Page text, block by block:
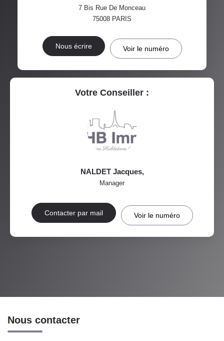
PART DES MÉNAGES SANS
VOITURE
DISTANCE DE L'AÉROPORT : SUPERFICIE :
RÉSULTATS DES LYCÉES
RESTAURANTS ET CAFÉS COMMERCES
7 Bis Rue De Monceau
75008 PARIS
Nous écrire Voir le numéro
Votre Conseiller :
NALDET Jacques,
Manager
Contacter par mail Voir le numéro
Nous contacter